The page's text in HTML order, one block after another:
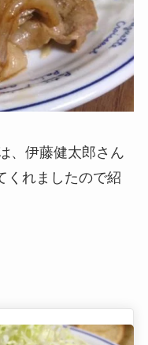
、伊藤健太郎さん
くれましたので紹